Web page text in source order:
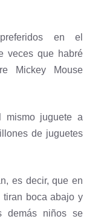
en el
veces que habré
Mickey Mouse
juguete a
de juguetes
es decir, que en
tiran boca abajo y
demás niños se